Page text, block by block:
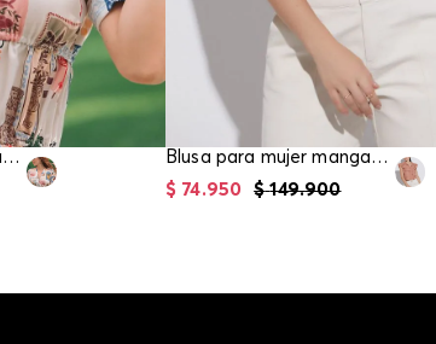
Blusa manga corta estampada para mujer Blusa para mujer manga sisa
$ 149.900
$ 74.950